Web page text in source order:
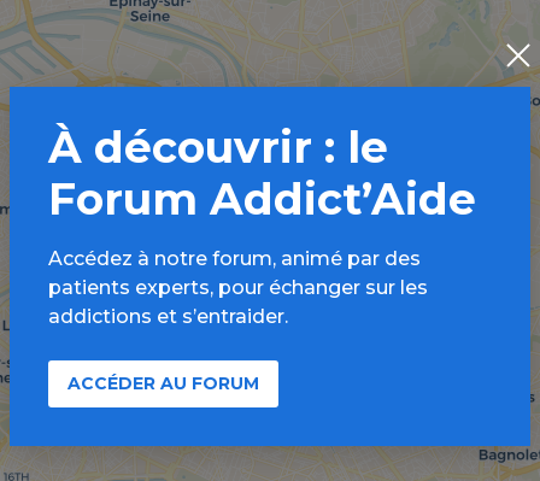
À découvrir : le
Forum Addict’Aide
Accédez à notre forum, animé par des
patients experts, pour échanger sur les
addictions et s’entraider.
ACCÉDER AU FORUM